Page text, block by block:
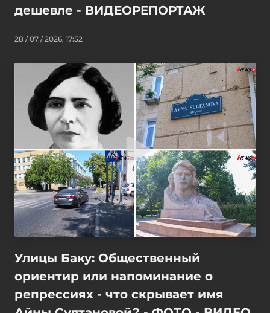
дешевле - ВИДЕОРЕПОРТАЖ
28 / 07 / 2026, 17:52
Улицы Баку: Общественный
ориентир или напоминание о
репрессиях - что скрывает имя